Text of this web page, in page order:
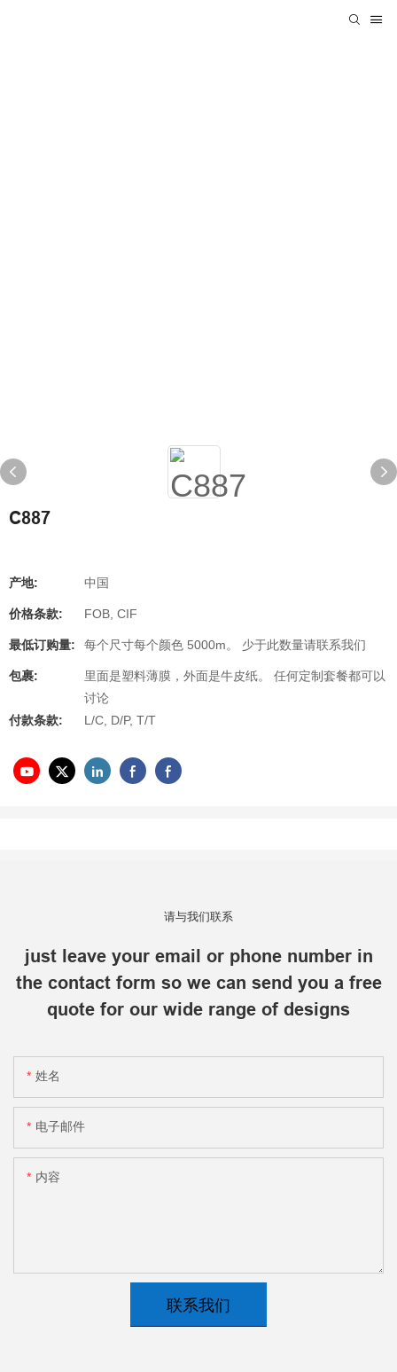
C887
产地: 中国
价格条款: FOB, CIF
最低订购量: 每个尺寸每个颜色 5000m。 少于此数量请联系我们
包裹:
里面是塑料薄膜，外面是牛皮纸。 任何定制套餐都可以
讨论
付款条款:
L/C, D/P, T/T
请与我们联系
just leave your email or phone number in
the contact form so we can send you a free
quote for our wide range of designs
姓名
电子邮件
内容
联系我们